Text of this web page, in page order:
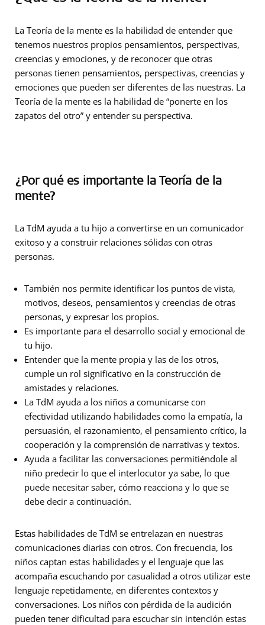
La Teoría de la mente es la habilidad de entender que
tenemos nuestros propios pensamientos, perspectivas,
creencias y emociones, y de reconocer que otras
personas tienen pensamientos, perspectivas, creencias y
emociones que pueden ser diferentes de las nuestras. La
Teoría de la mente es la habilidad de “ponerte en los
zapatos del otro” y entender su perspectiva.
¿Por qué es importante la Teoría de la
mente?
La TdM ayuda a tu hijo a convertirse en un comunicador
exitoso y a construir relaciones sólidas con otras
personas.
También nos permite identificar los puntos de vista,
motivos, deseos, pensamientos y creencias de otras
personas, y expresar los propios.
Es importante para el desarrollo social y emocional de
tu hijo.
Entender que la mente propia y las de los otros,
cumple un rol significativo en la construcción de
amistades y relaciones.
La TdM ayuda a los niños a comunicarse con
efectividad utilizando habilidades como la empatía, la
persuasión, el razonamiento, el pensamiento crítico, la
cooperación y la comprensión de narrativas y textos.
Ayuda a facilitar las conversaciones permitiéndole al
niño predecir lo que el interlocutor ya sabe, lo que
puede necesitar saber, cómo reacciona y lo que se
debe decir a continuación.
Estas habilidades de TdM se entrelazan en nuestras
comunicaciones diarias con otros. Con frecuencia, los
niños captan estas habilidades y el lenguaje que las
acompaña escuchando por casualidad a otros utilizar este
lenguaje repetidamente, en diferentes contextos y
conversaciones. Los niños con pérdida de la audición
pueden tener dificultad para escuchar sin intención estas